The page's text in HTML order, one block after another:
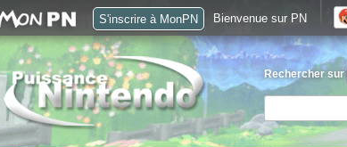
Rechercher sur
S'inscrire à MonPN Bienvenue sur PN